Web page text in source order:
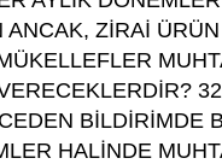
ANCAK, ZİRAİ
BİLDİRİMDE
HALİNDE